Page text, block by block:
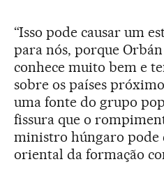
“Isso pode causar um
para nós, porque
conhece muito bem e
sobre os países
uma fonte do grupo
fissura que o
ministro húngaro pode
oriental da formação